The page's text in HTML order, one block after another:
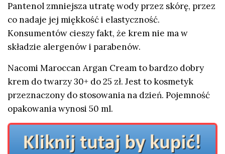
Pantenol zmniejsza utratę wody przez skórę, przez
co nadaje jej miękkość i elastyczność.
Konsumentów cieszy fakt, że krem nie ma w
składzie alergenów i parabenów.
Nacomi Maroccan Argan Cream to bardzo dobry
krem do twarzy 30+ do 25 zł. Jest to kosmetyk
przeznaczony do stosowania na dzień. Pojemność
opakowania wynosi 50 ml.